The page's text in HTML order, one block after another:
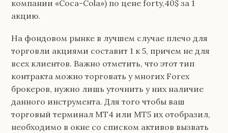
компании «Coca-Cola») по цене forty,40$ за 1
акцию.
На фондовом рынке в лучшем случае плечо для
торговли акциями составит 1 к 5, причем не для
всех клиентов. Важно отметить, что этот тип
контракта можно торговать у многих Forex
брокеров, нужно лишь уточнить у них наличие
данного инструмента. Для того чтобы ваш
торговый терминал МТ4 или МТ5 их отобразил,
необходимо в окне со списком активов вызвать